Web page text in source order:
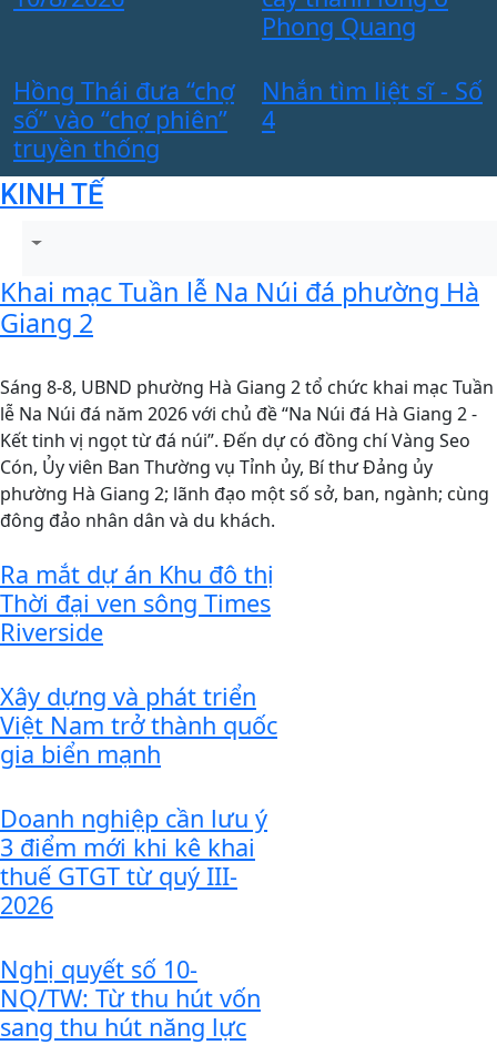
Phong Quang
Hồng Thái đưa “chợ
số” vào “chợ phiên”
truyền thống
Nhắn tìm liệt sĩ - Số
4
KINH TẾ
Khai mạc Tuần lễ Na Núi đá phường Hà
Giang 2
Sáng 8-8, UBND phường Hà Giang 2 tổ chức khai mạc Tuần
lễ Na Núi đá năm 2026 với chủ đề “Na Núi đá Hà Giang 2 -
Kết tinh vị ngọt từ đá núi”. Đến dự có đồng chí Vàng Seo
Cón, Ủy viên Ban Thường vụ Tỉnh ủy, Bí thư Đảng ủy
phường Hà Giang 2; lãnh đạo một số sở, ban, ngành; cùng
đông đảo nhân dân và du khách.
Ra mắt dự án Khu đô thị
Thời đại ven sông Times
Riverside
Xây dựng và phát triển
Việt Nam trở thành quốc
gia biển mạnh
Doanh nghiệp cần lưu ý
3 điểm mới khi kê khai
thuế GTGT từ quý III-
2026
Nghị quyết số 10-
NQ/TW: Từ thu hút vốn
sang thu hút năng lực